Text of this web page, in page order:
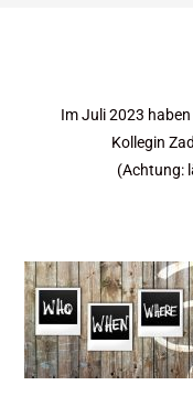
Im Juli 2023
Kollegin
(Achtung: